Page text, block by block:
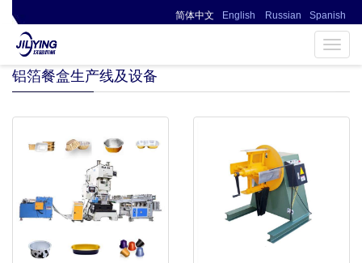
简体中文 English Russian Spanish
▎ 页面未找到0086-13394110095
铝箔餐盒生产线及设备